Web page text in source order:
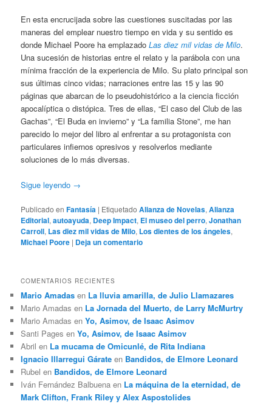
En esta encrucijada sobre las cuestiones suscitadas por las
maneras del emplear nuestro tiempo en vida y su sentido es
donde Michael Poore ha emplazadoLas diez mil vidas de Milo.
Una sucesión de historias entre el relato y la parábola con una
mínima fracción de la experiencia de Milo. Su plato principal son
sus últimas cinco vidas; narraciones entre las 15 y las 90
páginas que abarcan de lo pseudohistórico a la ciencia ficción
apocalíptica o distópica. Tres de ellas, “El caso del Club de las
Gachas”, “El Buda en invierno” y “La familia Stone”, me han
parecido lo mejor del libro al enfrentar a su protagonista con
particulares infiernos opresivos y resolverlos mediante
soluciones de lo más diversas.
Sigue leyendo →
Publicado en Fantasía | Etiquetado Alianza de Novelas,Alianza
Editorial,autoayuda, Deep Impact, El museo del perro,Jonathan
Carroll, Las diez mil vidas de Milo, Los dientes de los ángeles,
Michael Poore | Deja un comentario
COMENTARIOS RECIENTES
Mario Amadas en La lluvia amarilla, de Julio Llamazares
Mario Amadas en La Jornada del Muerto, de Larry McMurtry
Mario Amadas enYo, Asimov, de Isaac Asimov
Santi Pages enYo, Asimov, de Isaac Asimov
Abril en La mucama de Omicunlé, de Rita Indiana
Ignacio Illarregui Gárate en Bandidos, de Elmore Leonard
Rubel en Bandidos, de Elmore Leonard
Iván Fernández Balbuena en La máquina de la eternidad, de
Mark Clifton, Frank Riley y Alex Aspostolides